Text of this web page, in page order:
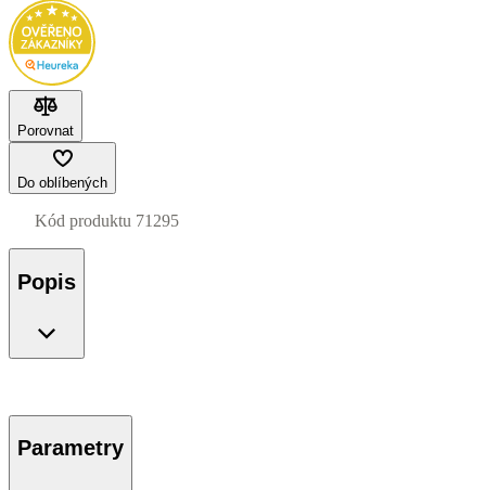
Porovnat
Do oblíbených
Kód produktu 71295
Popis
Parametry